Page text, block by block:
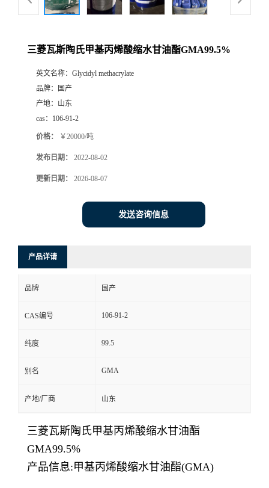
三菱瓦斯陶氏甲基丙烯酸缩水甘油酯GMA99.5%
英文名称： Glycidyl methacrylate
品牌：
国产
产地： 山东
cas： 106-91-2
价格： ￥20000/吨
发布日期： 2022-08-02
更新日期： 2026-08-07
发送咨询信息
产品详请
品牌 国产
CAS编号 106-91-2
纯度 99.5
别名 GMA
产地/厂商 山东
三菱瓦斯陶氏甲基丙烯酸缩水甘油酯
GMA99.5%
产品信息:甲基丙烯酸缩水甘油酯(GMA)